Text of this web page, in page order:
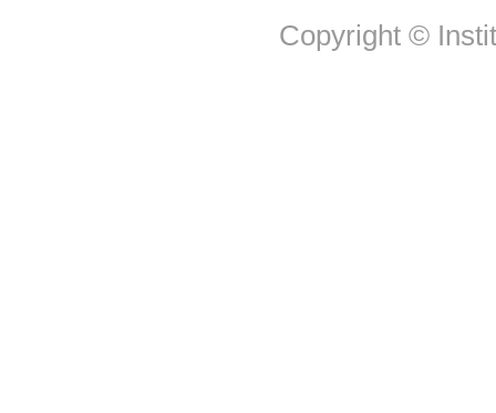
Copyright ©